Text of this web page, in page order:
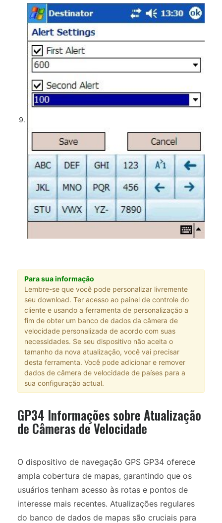
Para sua informação
Lembre-se que você pode personalizar livremente
seu download. Ter acesso ao painel de controle do
cliente e usando a ferramenta de personalização a
fim de obter um banco de dados da câmera de
velocidade personalizada de acordo com suas
necessidades. Se seu dispositivo não aceita o
tamanho da nova atualização, você vai precisar
desta ferramenta. Você pode adicionar e remover
dados de câmera de velocidade de países para a
sua configuração actual.
GP34 Informações sobre Atualização
de Câmeras de Velocidade
O dispositivo de navegação GPS GP34 oferece
ampla cobertura de mapas, garantindo que os
usuários tenham acesso às rotas e pontos de
interesse mais recentes. Atualizações regulares
do banco de dados de mapas são cruciais para